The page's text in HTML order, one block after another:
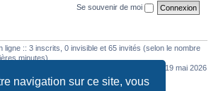
navigation sur ce site, vous
Se souvenir de moi
ligne :: 3 inscrits, 0 invisible et 65 invités (selon le nombre
minutes)
le mar. 19 mai 2026